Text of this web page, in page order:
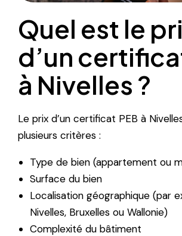
Quel est le
d’un
à Nivelles ?
Le prix d’un certificat PEB à
plusieurs critères :
Type de bien (appartement ou
Surface du bien
Localisation géographique (par
Nivelles, Bruxelles ou Wallonie)
Complexité du bâtiment